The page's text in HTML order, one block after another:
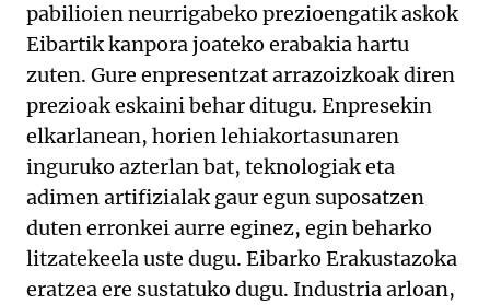
pabilioien neurrigabeko prezioengatik askok
Eibartik kanpora joateko erabakia hartu
zuten. Gure enpresentzat arrazoizkoak diren
prezioak eskaini behar ditugu. Enpresekin
elkarlanean, horien lehiakortasunaren
inguruko azterlan bat, teknologiak eta
adimen artifizialak gaur egun suposatzen
duten erronkei aurre eginez, egin beharko
litzatekeela uste dugu. Eibarko Erakustazoka
eratzea ere sustatuko dugu. Industria arloan,